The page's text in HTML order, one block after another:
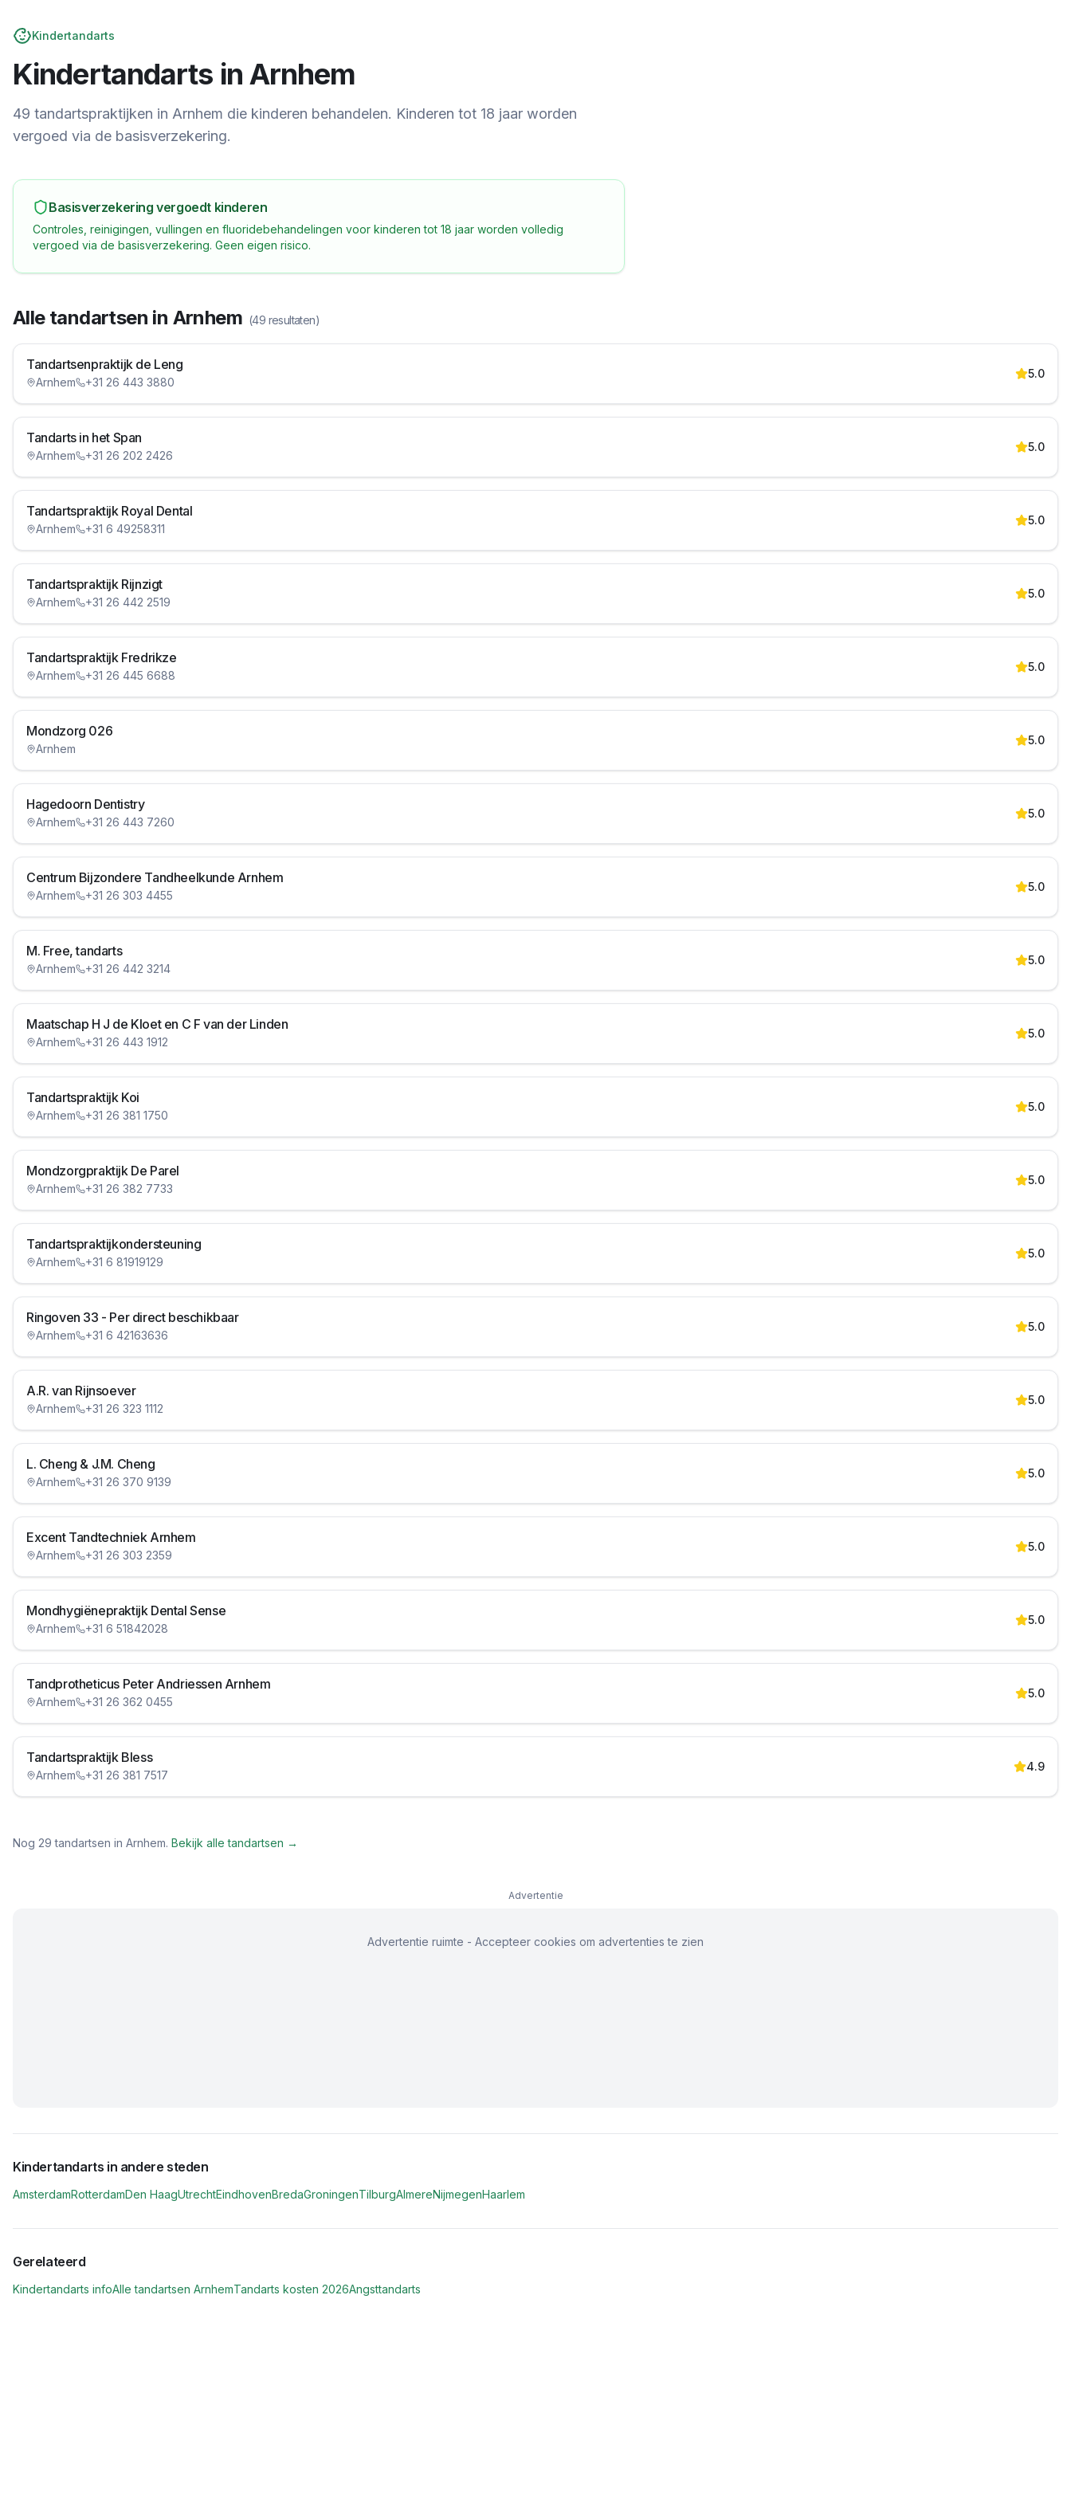
Kindertandarts
Kindertandarts in Arnhem
49 tandartspraktijken in Arnhem die kinderen behandelen. Kinderen tot 18 jaar worden
vergoed via de basisverzekering.
Basisverzekering vergoedt kinderen
Controles, reinigingen, vullingen en fluoridebehandelingen voor kinderen tot 18 jaar worden volledig
vergoed via de basisverzekering. Geen eigen risico.
Alle tandartsen in Arnhem (49 resultaten)
Tandartsenpraktijk de Leng
Arnhem +31 26 443 3880
5.0
Tandarts in het Span
Arnhem +31 26 202 2426
5.0
Tandartspraktijk Royal Dental
Arnhem +31 6 49258311
5.0
Tandartspraktijk Rijnzigt
Arnhem +31 26 442 2519
5.0
Tandartspraktijk Fredrikze
Arnhem +31 26 445 6688
5.0
Mondzorg 026
Arnhem
5.0
Hagedoorn Dentistry
Arnhem +31 26 443 7260
5.0
Centrum Bijzondere Tandheelkunde Arnhem
Arnhem +31 26 303 4455
5.0
M. Free, tandarts
Arnhem +31 26 442 3214
5.0
Maatschap H J de Kloet en C F van der Linden
Arnhem +31 26 443 1912
5.0
Tandartspraktijk Koi
Arnhem +31 26 381 1750
5.0
Mondzorgpraktijk De Parel
Arnhem +31 26 382 7733
5.0
Tandartspraktijkondersteuning
Arnhem +31 6 81919129
5.0
Ringoven 33 - Per direct beschikbaar
Arnhem +31 6 42163636
5.0
A.R. van Rijnsoever
Arnhem +31 26 323 1112
5.0
L. Cheng & J.M. Cheng
Arnhem +31 26 370 9139
5.0
Excent Tandtechniek Arnhem
Arnhem +31 26 303 2359
5.0
Mondhygiënepraktijk Dental Sense
Arnhem +31 6 51842028
5.0
Tandprotheticus Peter Andriessen Arnhem
Arnhem +31 26 362 0455
5.0
Tandartspraktijk Bless
Arnhem +31 26 381 7517
4.9
Nog 29 tandartsen in Arnhem. Bekijk alle tandartsen →
Advertentie
Advertentie ruimte - Accepteer cookies om advertenties te zien
Kindertandarts in andere steden
AmsterdamRotterdamDen HaagUtrechtEindhovenBredaGroningenTilburgAlmereNijmegenHaarlem
Gerelateerd
Kindertandarts infoAlle tandartsen ArnhemTandarts kosten 2026Angsttandarts